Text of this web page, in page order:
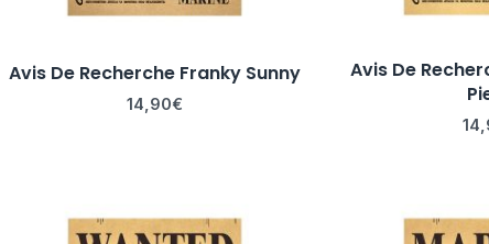
Avis De Recherche Franky Sunny
14,90€
Avis De